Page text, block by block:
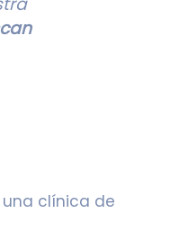
clínica de